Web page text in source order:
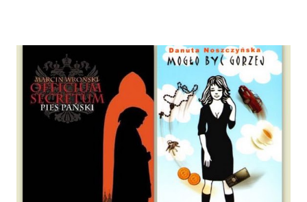
wspólnego życia przeczytacie TUTAJ i TUTAJ . Gdy już
nieco okrzepliśmy w codzienności z psem, a Amber - z
ludźmi i kotami, pojawił się pomysł na wspólny jesienny
wyjazd w Beskid Niski. Zanim to jednak się stało psica miała
atak padaczki, co spowodowało, że wyjazd odwołaliśmy,
wdrożyliśmy leczenie i od nowa zaczęliśmy oswajać z nami i
wspólnym życiem zdezorientowanego chorobą psa. Udało
się ustabilizować zawirowania zdrowotne i wówczas